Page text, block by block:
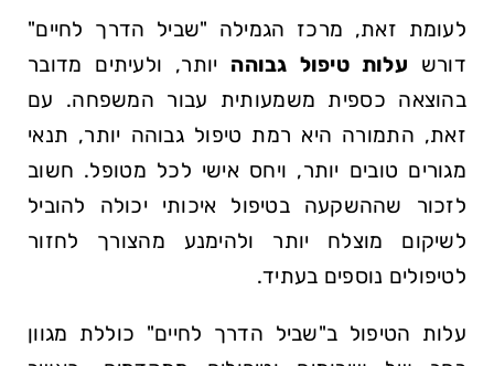
לעומת זאת, מרכז הגמילה "שביל הדרך לחיים"
דורש עלות טיפול גבוהה יותר, ולעיתים מדובר
בהוצאה כספית משמעותית עבור המשפחה. עם
זאת, התמורה היא רמת טיפול גבוהה יותר, תנאי
מגורים טובים יותר, ויחס אישי לכל מטופל. חשוב
לזכור שההשקעה בטיפול איכותי יכולה להוביל
לשיקום מוצלח יותר ולהימנע מהצורך לחזור
לטיפולים נוספים בעתיד.
עלות הטיפול ב"שביל הדרך לחיים" כוללת מגוון